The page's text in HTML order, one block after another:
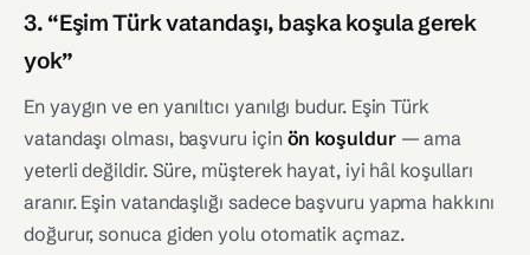
3. “Eşim Türk vatandaşı, başka koşula gerek
yok”
En yaygın ve en yanıltıcı yanılgı budur. Eşin Türk
vatandaşı olması, başvuru için ön koşuldur— ama
yeterli değildir. Süre, müşterek hayat, iyi hâl koşulları
aranır. Eşin vatandaşlığı sadece başvuru yapma hakkını
doğurur, sonuca giden yolu otomatik açmaz.